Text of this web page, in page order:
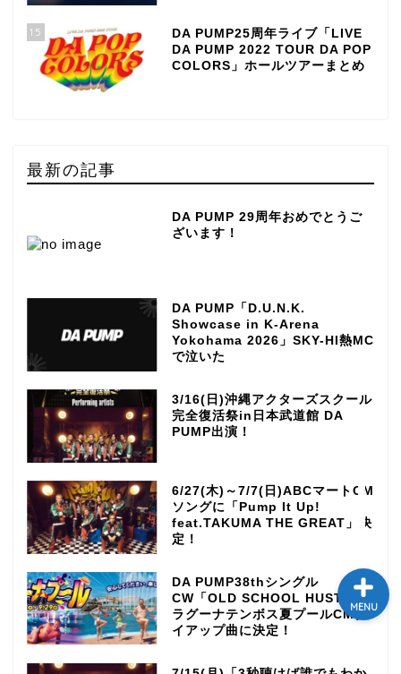
15
DA PUMP25周年ライブ「LIVE
DA PUMP 2022 TOUR DA POP
COLORS」ホールツアーまとめ
最新の記事
DA PUMP 29周年おめでとうご
ざいます！
DA PUMP「D.U.N.K.
Showcase in K-Arena
Yokohama 2026」SKY-HI熱MC
で泣いた
3/16(日)沖縄アクターズスクール
完全復活祭in日本武道館 DA
PUMP出演！
6/27(木)～7/7(日)ABCマートCM
ソングに「Pump It Up!
feat.TAKUMA THE GREAT」決
定！
DA PUMP38thシングル
CW「OLD SCHOOL HUSTLE」
ラグーナテンボス夏プールCMタ
イアップ曲に決定！
MENU
テレビ
ラジオ
メゾン・ド・ミュージック
～DA PUMP YORIの晴れ
ばれラジオ～
ライブ・イベント